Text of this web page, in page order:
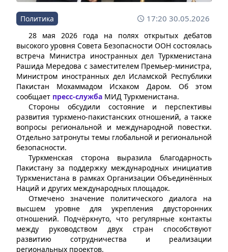
Политика 17:20 30.05.2026
28 мая 2026 года на полях открытых дебатов
высокого уровня Совета Безопасности ООН состоялась
встреча Министра иностранных дел Туркменистана
Рашида Мередова с заместителем Премьер-министра,
Министром иностранных дел Исламской Республики
Пакистан Мохаммадом Исхаком Даром. Об этом
сообщает пресс-служба МИД Туркменистана.
Стороны обсудили состояние и перспективы
развития туркмено-пакистанских отношений, а также
вопросы региональной и международной повестки.
Отдельно затронуты темы глобальной и региональной
безопасности.
Туркменская сторона выразила благодарность
Пакистану за поддержку международных инициатив
Туркменистана в рамках Организации Объединённых
Наций и других международных площадок.
Отмечено значение политического диалога на
высшем уровне для укрепления двусторонних
отношений. Подчёркнуто, что регулярные контакты
между руководством двух стран способствуют
развитию сотрудничества и реализации
региональных проектов.